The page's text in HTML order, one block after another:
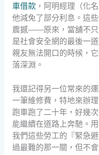
車借款，阿明經理（化
他減免了部分利息。這
震撼——原來，當舖不只
是社會安全網的最後一
親友無法開口的時候，
落深淵。
我還記得另一位常來的
一筆維修費，特地來辦理
跑車跑了二十年，好幾
能繼續在道路上奔馳。
我們這些勞工的『緊急
過最難的那一關，但不